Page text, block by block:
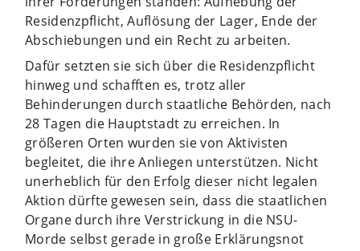
Residenzpflicht, Auflösung der Lager, Ende der
Abschiebungen und ein Recht zu arbeiten.
Dafür setzten sie sich über die Residenzpflicht
hinweg und schafften es, trotz aller
Behinderungen durch staatliche Behörden, nach
28 Tagen die Hauptstadt zu erreichen. In
größeren Orten wurden sie von Aktivisten
begleitet, die ihre Anliegen unterstützen. Nicht
unerheblich für den Erfolg dieser nicht legalen
Aktion dürfte gewesen sein, dass die staatlichen
Organe durch ihre Verstrickung in die NSU-
Morde selbst gerade in große Erklärungsnot